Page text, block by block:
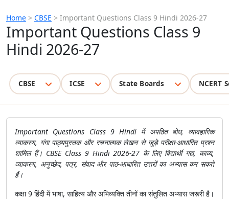
Home > CBSE > Important Questions Class 9 Hindi 2026-27
Important Questions Class 9
Hindi 2026-27
CBSE ICSE State Boards NCERT
Important Questions Class 9 Hindi में अपठित बोध, व्यावहारिक
व्याकरण, गंगा पाठ्यपुस्तक और रचनात्मक लेखन से जुड़े परीक्षा-आधारित प्रश्न
शामिल हैं। CBSE Class 9 Hindi 2026-27 के लिए विद्यार्थी गद्य, काव्य,
व्याकरण, अनुच्छेद, पत्र, संवाद और पाठ-आधारित उत्तरों का अभ्यास कर सकते
हैं।
कक्षा 9 हिंदी में भाषा, साहित्य और अभिव्यक्ति तीनों का संतुलित अभ्यास जरूरी है।